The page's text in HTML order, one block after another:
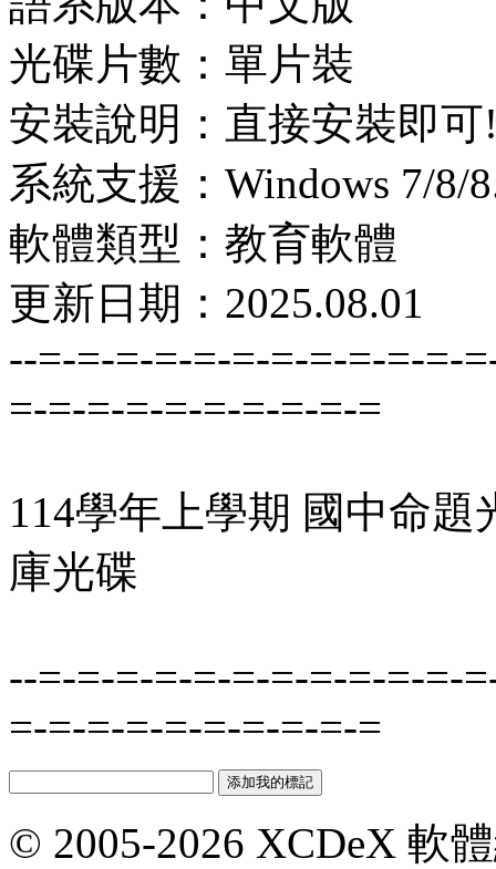
光碟片數：單片裝
安裝說明：直接安裝即可
系統支援：Windows 7/8/
軟體類型：教育軟體
更新日期：2025.08.01
--=-=-=-=-=-=-=-=-=-=-=-
=-=-=-=-=-=-=-=-=-=
114學年上學期 國中命
庫光碟
--=-=-=-=-=-=-=-=-=-=-=-
=-=-=-=-=-=-=-=-=-=
© 2005-2026 XCDeX 軟